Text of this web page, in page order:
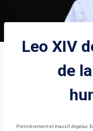
Leo XIV
de
Premièrement et massifAngelus.